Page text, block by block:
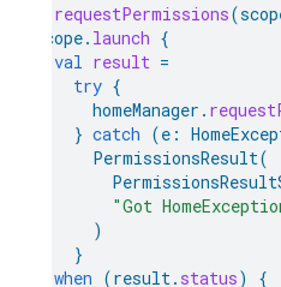
requestPermissions(
scope. launch {
val result =
try {
homeManager .
} catch (e :
PermissionsResult(
"Got
)
}
when (result. status)
{